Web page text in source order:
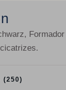
(250)